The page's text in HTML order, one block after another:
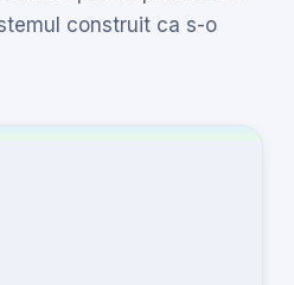
construit ca s-o